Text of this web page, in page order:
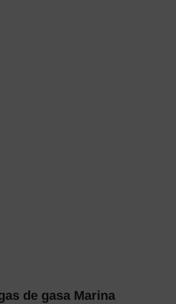
de gasa Marina